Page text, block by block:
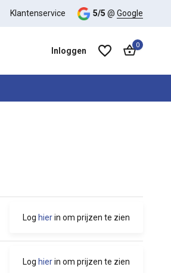
Klantenservice 5/5 @ Google
Inloggen
0
Log hierin om prijzen te zien
Log hierin om prijzen te zien